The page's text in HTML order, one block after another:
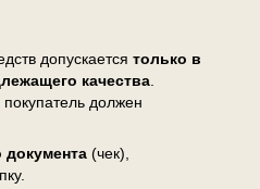
допускается только в
качества.
должен
документа (чек),